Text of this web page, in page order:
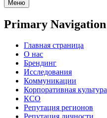
Меню
Primary Navigation
Главная страница
О нас
Брендинг
Исследования
Коммуникации
Корпоративная культура
КСО
Репутация регионов
Репутация личности